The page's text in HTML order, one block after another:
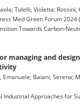
Tulelli, Violetta;
Med Green Forum 2024
Towards Carbon-
managing and
Baiani, Serena;
Industrial Approaches for